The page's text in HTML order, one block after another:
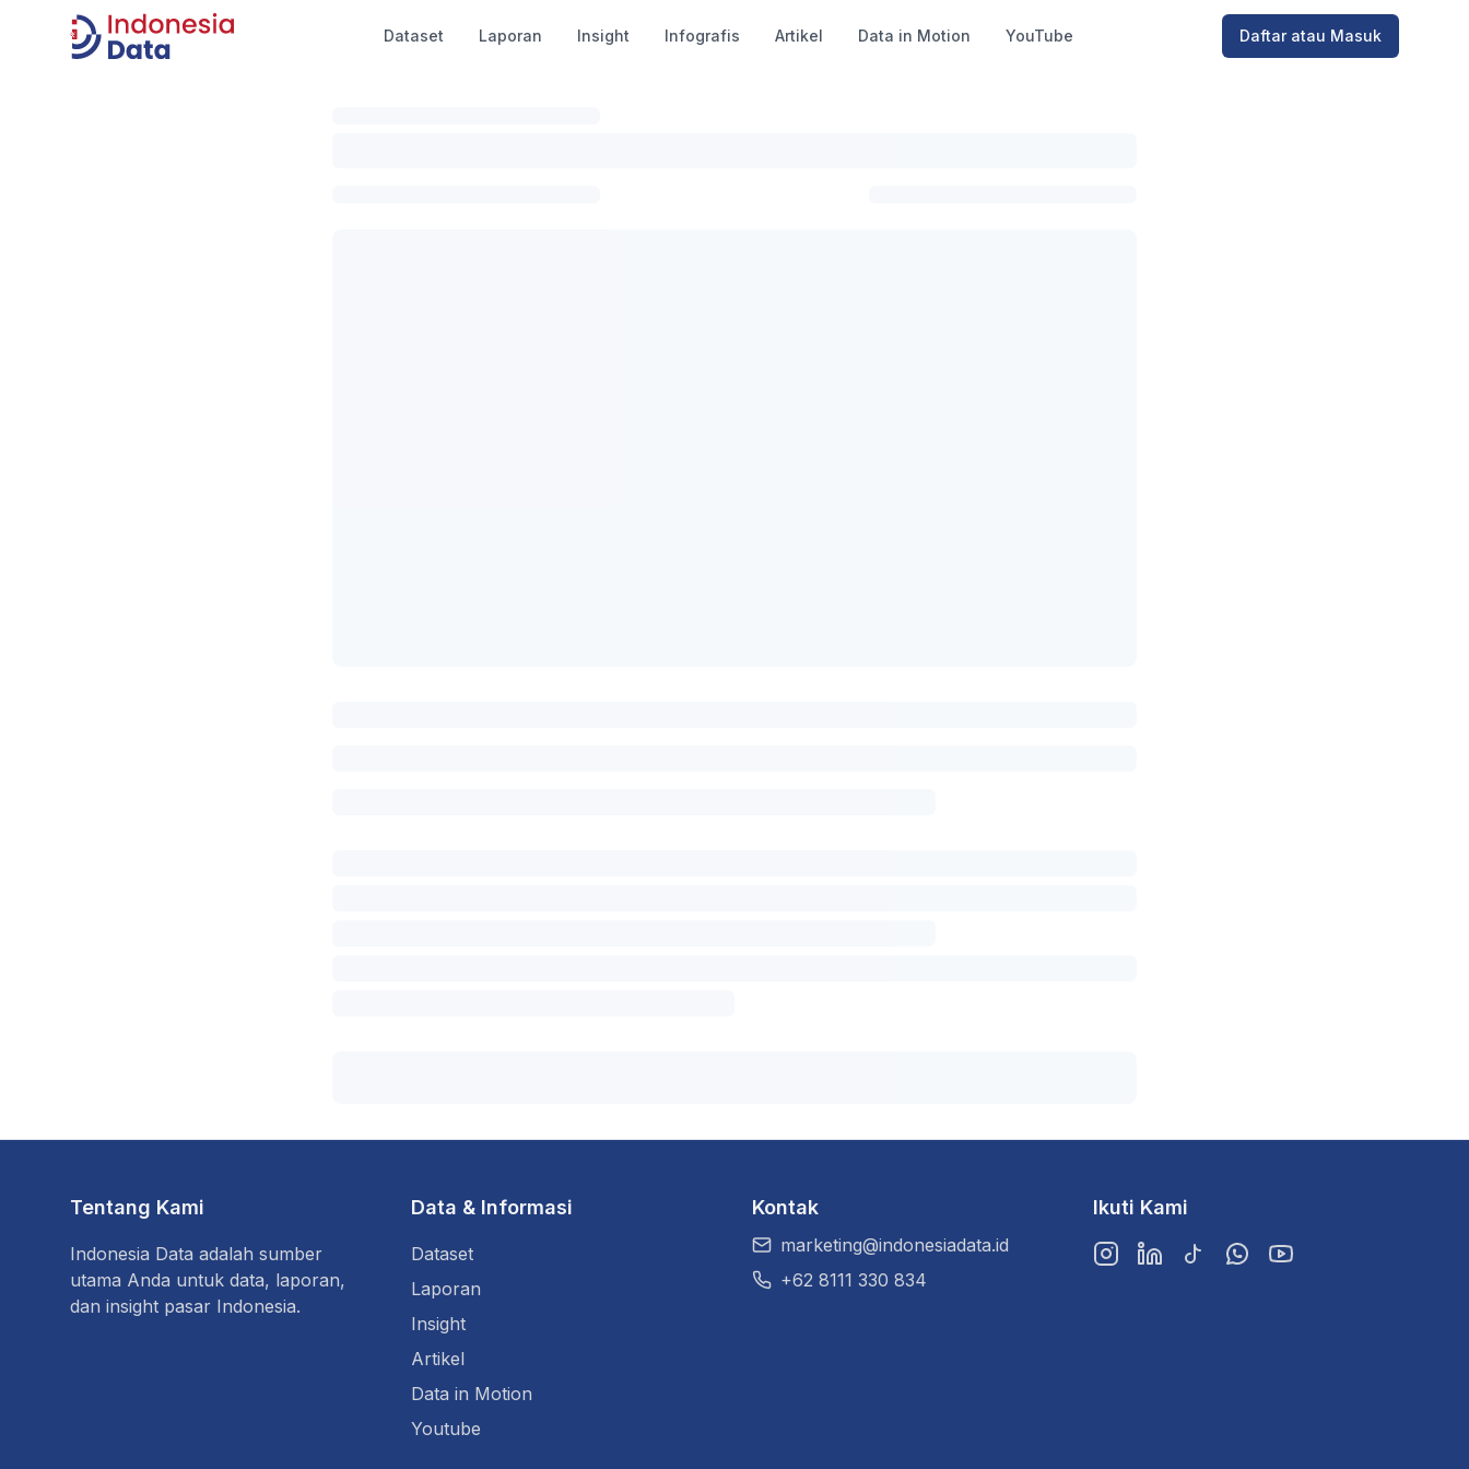
Indonesia Data
Dataset Laporan Insight Infografis Artikel Data in Motion YouTube Daftar atau Masuk
Tentang Kami
Indonesia Data adalah sumber
utama Anda untuk data, laporan,
dan insight pasar Indonesia.
Data & Informasi
Dataset
Laporan
Insight
Artikel
Data in Motion
Youtube
Kontak
marketing@indonesiadata.id
+62 8111 330 834
Ikuti Kami
InstagramLinkedInTikTokWhatsAppYouTube